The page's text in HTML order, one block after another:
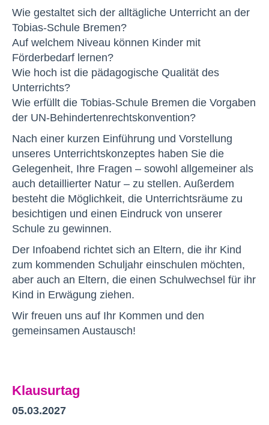
Wie gestaltet sich der alltägliche Unterricht an der
Tobias-Schule Bremen?
Auf welchem Niveau können Kinder mit
Förderbedarf lernen?
Wie hoch ist die pädagogische Qualität des
Unterrichts?
Wie erfüllt die Tobias-Schule Bremen die Vorgaben
der UN-Behindertenrechtskonvention?
Nach einer kurzen Einführung und Vorstellung
unseres Unterrichtskonzeptes haben Sie die
Gelegenheit, Ihre Fragen – sowohl allgemeiner als
auch detaillierter Natur – zu stellen. Außerdem
besteht die Möglichkeit, die Unterrichtsräume zu
besichtigen und einen Eindruck von unserer
Schule zu gewinnen.
Der Infoabend richtet sich an Eltern, die ihr Kind
zum kommenden Schuljahr einschulen möchten,
aber auch an Eltern, die einen Schulwechsel für ihr
Kind in Erwägung ziehen.
Wir freuen uns auf Ihr Kommen und den
gemeinsamen Austausch!
Klausurtag
05.03.2027